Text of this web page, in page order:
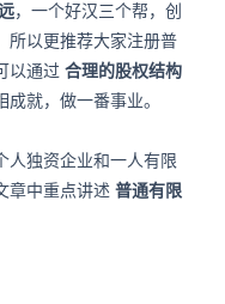
，一个好汉三个帮，创
所以更推荐大家注册普
以通过 合理的股权结构
就，做一番事业。
人独资企业和一人有限
章中重点讲述 普通有限